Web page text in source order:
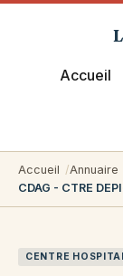
Accueil
Accueil Annuaire
CDAG - CTRE
CENTRE